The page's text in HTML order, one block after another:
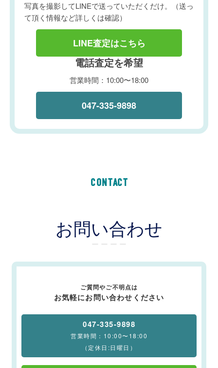
写真を撮影してLINEで送っていただくだけ。（送っ
て頂く情報など詳しくは確認）
LINE査定はこちら
電話査定を希望
営業時間：10:00〜18:00
047-335-9898
CONTACT
お問い合わせ
ー ー ー ー
ご質問やご不明点は
お気軽にお問い合わせください
047-335-9898
営業時間：10:00〜18:00
（定休日:日曜日）